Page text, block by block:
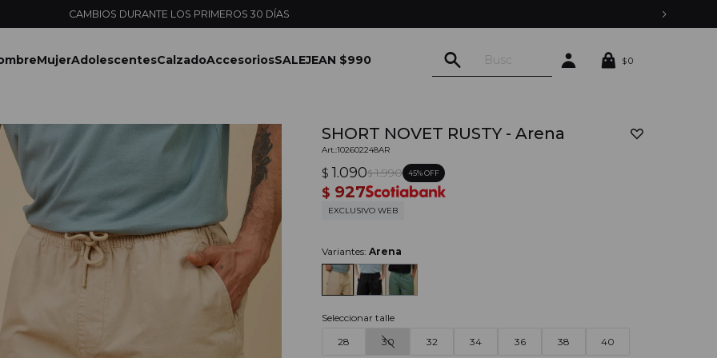
ENVÍOS EXPRESS EN MONTEVIDEO CON PEDIDOS YA
MujerAdolescentesCalzadoAccesoriosSALEJEAN $990 $0
SHORT NOVET RUSTY - Arena
102602248AR
$ 1.090$ 1.990 45
$ 927
EXCLUSIVO WEB
Variantes:Arena
Seleccionar talle
28
30 32 34 36 38 40